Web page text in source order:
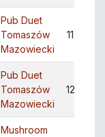
Pub Duet
Tomaszów
Mazowiecki
11
Pub Duet
Tomaszów
Mazowiecki
12
Mushroom